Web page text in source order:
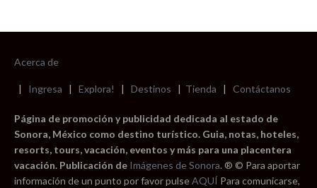
Acerca de
| Ingresa | Explora! | Destinos | Tienda | Contáctanos
Página de promoción y publicidad dedicada al estado de
Sonora, México como destino turístico. Guia, notas, hoteles,
resorts, tours, vacación, eventos y más para una placentera
vacación. Publicación de Imágenes de Sonora. ® © Para aportar
información de un punto por favor pulseAQUÍ Para comunicarse,